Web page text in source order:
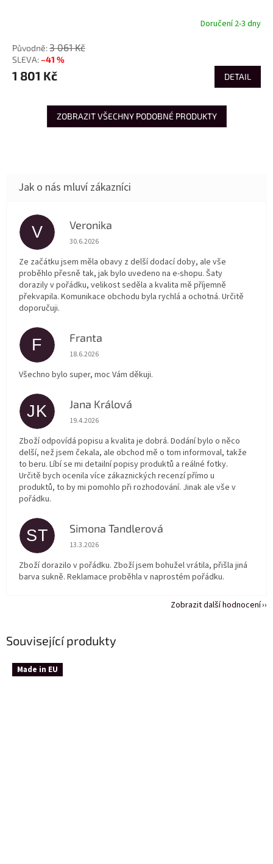
Související produkty
Made in EU
Doručení 2-3 dny
3 061 Kč
–41 %
1 801 Kč DETAIL
ZOBRAZIT VŠECHNY PODOBNÉ PRODUKTY
V Veronika
Hodnocení obchodu je 5 z 5 hvězdiček.
30.6.2026
Ze začátku jsem měla obavy z delší dodací doby, ale vše
proběhlo přesně tak, jak bylo uvedeno na e-shopu. Šaty
dorazily v pořádku, velikost seděla a kvalita mě příjemně
překvapila. Komunikace obchodu byla rychlá a ochotná. Určitě
doporučuji.
F Franta
Hodnocení obchodu je 5 z 5 hvězdiček.
18.6.2026
Všechno bylo super, moc Vám děkuji.
JK Jana Králová
Hodnocení obchodu je 5 z 5 hvězdiček.
19.4.2026
Zboží odpovídá popisu a kvalita je dobrá. Dodání bylo o něco
delší, než jsem čekala, ale obchod mě o tom informoval, takže
to beru. Líbí se mi detailní popisy produktů a reálné fotky.
Určitě bych ocenila více zákaznických recenzí přímo u
produktů, to by mi pomohlo při rozhodování. Jinak ale vše v
pořádku.
ST Simona Tandlerová
Hodnocení obchodu je 5 z 5 hvězdiček.
13.3.2026
Zboží dorazilo v pořádku. Zboží jsem bohužel vrátila, přišla jiná
barva sukně. Reklamace proběhla v naprostém pořádku.
Zobrazit další hodnocení